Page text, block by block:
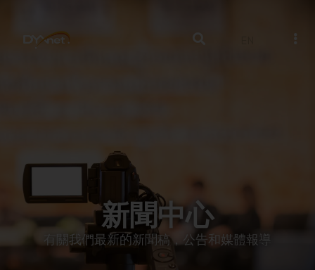
新聞中心
有關我們最新的新聞稿，公告和媒體報導